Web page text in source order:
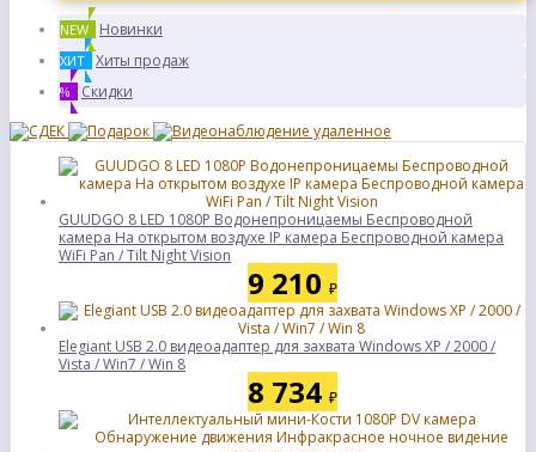
NEW Новинки
ХИТ Хиты продаж
% Скидки
GUUDGO 8 LED 1080P Водонепроницаемы Беспроводной
камера На открытом воздухе IP камера Беспроводной камера
WiFi Pan / Tilt Night Vision
9 210 ₽
Elegiant USB 2.0 видеоадаптер для захвата Windows XP / 2000 /
Vista / Win7 / Win 8
8 734 ₽